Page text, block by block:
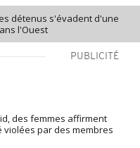
détenus s'évadent d'une
l'Ouest
PUBLICITÉ
des femmes affirment
violées par des membres